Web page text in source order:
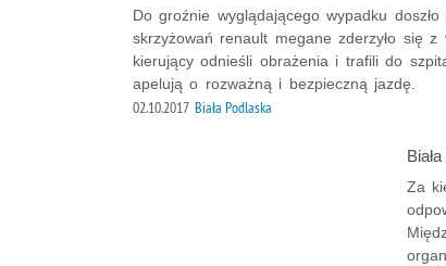
Do groźnie wyglądającego wypadku
skrzyżowań renault megane zderzyło się
kierujący odnieśli obrażenia i trafili do
apelują o rozważną i bezpieczną jazdę.
02.10.2017 Biała Podlaska
Za